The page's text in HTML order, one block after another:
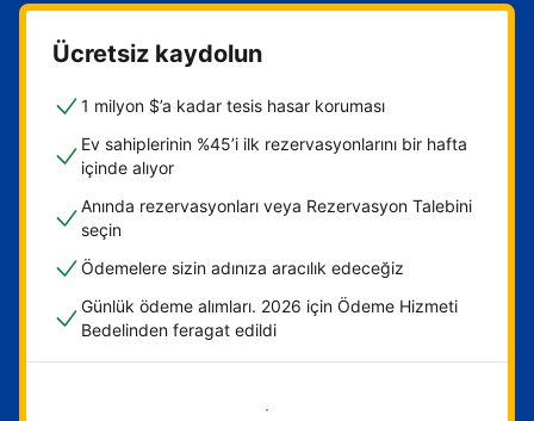
Ücretsiz kaydolun
1 milyon $’a kadar tesis hasar koruması
Ev sahiplerinin %45’i ilk rezervasyonlarını bir hafta
içinde alıyor
Anında rezervasyonları veya Rezervasyon Talebini
seçin
Ödemelere sizin adınıza aracılık edeceğiz
Günlük ödeme alımları. 2026 için Ödeme Hizmeti
Bedelinden feragat edildi
Hemen başla